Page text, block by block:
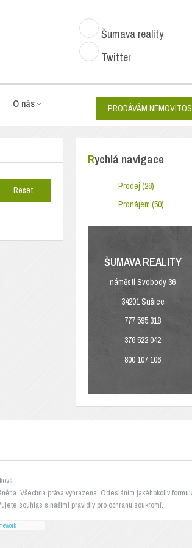
Šumava reality
Twitter
O nás PRODÁVÁM
Rychlá navigace
Prodej (26)
Pronájem (50)
ŠUMAVA REALITY
náměstí Svobody 36
34201 Sušice
777 595 318
376 522 042
800 107 106
Všechna práva vyhrazena. Odesláním jakéhokoliv
souhlas s našimi pravidly pro ochranu soukromí.